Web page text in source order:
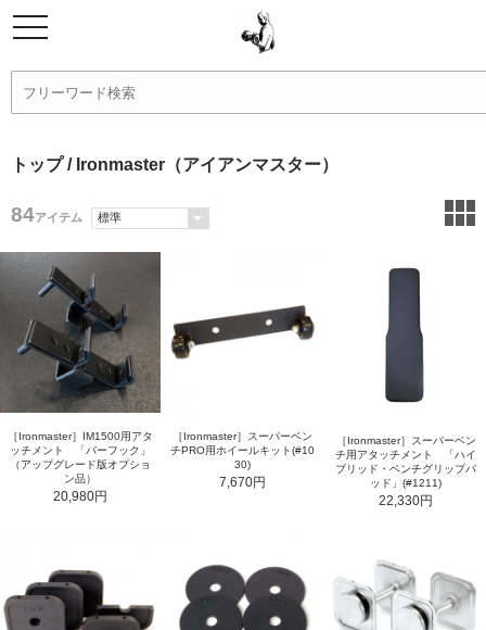
トップ/ Ironmaster（アイアンマスター）
84アイテム
［Ironmaster］IM1500用アタ
ッチメント 「バーフック」
（アップグレード版オプショ
ン品）
20,980円
［Ironmaster］スーパーベン
チPRO用ホイールキット(#10
30)
7,670円
［Ironmaster］スーパーベン
チ用アタッチメント 「ハイ
ブリッド・ベンチグリップパ
ッド」(#1211)
22,330円